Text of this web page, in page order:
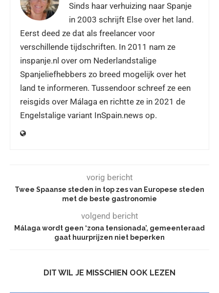
Sinds haar verhuizing naar Spanje
in 2003 schrijft Else over het land.
Eerst deed ze dat als freelancer voor
verschillende tijdschriften. In 2011 nam ze
inspanje.nl over om Nederlandstalige
Spanjeliefhebbers zo breed mogelijk over het
land te informeren. Tussendoor schreef ze een
reisgids over Málaga en richtte ze in 2021 de
Engelstalige variant InSpain.news op.
vorig bericht
Twee Spaanse steden in top zes van Europese steden
met de beste gastronomie
volgend bericht
Málaga wordt geen ‘zona tensionada’, gemeenteraad
gaat huurprijzen niet beperken
DIT WIL JE MISSCHIEN OOK LEZEN